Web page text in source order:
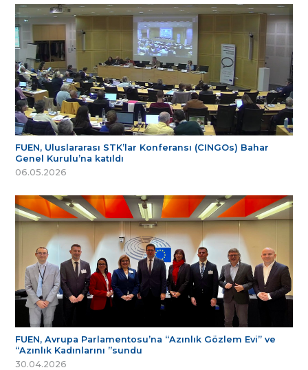
FUEN, Uluslararası STK’lar Konferansı (CINGOs) Bahar
Genel Kurulu’na katıldı
06.05.2026
FUEN, Avrupa Parlamentosu’na “Azınlık Gözlem Evi” ve
“Azınlık Kadınlarını ”sundu
30.04.2026